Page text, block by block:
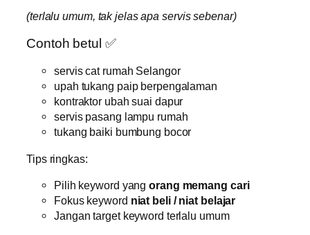
(terlalu umum, tak jelas apa servis sebenar)
Contoh betul ✅
servis cat rumah Selangor
upah tukang paip berpengalaman
kontraktor ubah suai dapur
servis pasang lampu rumah
tukang baiki bumbung bocor
Tips ringkas:
Pilih keyword yangorang memang cari
Fokus keyword niat beli / niat belajar
Jangan target keyword terlalu umum